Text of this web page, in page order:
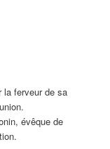
la ferveur de sa
évêque de